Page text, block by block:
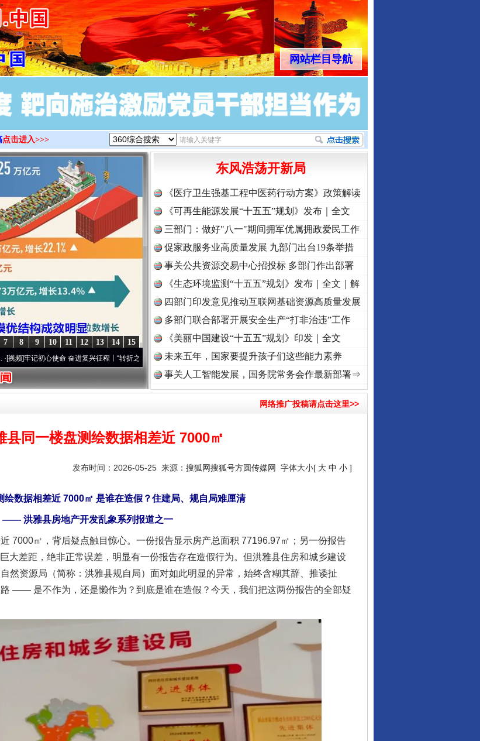
>
网站栏目导航
点击进入>>>
15
14
13
12
11
10
9
8
7
使命 奋进复兴征程丨“转折之城”激荡..·[视频] 牢记初心使命 奋进复兴征程丨红船起航处 潮起..·[视频]一首歌的时间，读懂乐至的“诗与远方”
东风浩荡开新局
《医疗卫生强基工程中医药行动方案》政策解读
《可再生能源发展“十五五”规划》发布｜全文
三部门：做好"八一"期间拥军优属拥政爱民工作
促家政服务业高质量发展 九部门出台19条举措
事关公共资源交易中心招投标 多部门作出部署
《生态环境监测“十五五”规划》发布｜全文｜解
读
四部门印发意见推动互联网基础资源高质量发展
多部门联合部署开展安全生产“打非治违”工作
《美丽中国建设“十五五”规划》印发｜全文
未来五年，国家要提升孩子们这些能力素养
事关人工智能发展，国务院常务会作最新部署⇒
网络推广投稿请点击这里>>
县同一楼盘测绘数据相差近 7000㎡
发布时间：2026-05-25 来源： 搜狐网搜狐号方圆传媒网 字体大小[ 大 中 小 ]
绘数据相差近 7000㎡ 是谁在造假？住建局、规自局难厘清
—— 洪雅县房地产开发乱象系列报道之一
㎡，背后疑点触目惊心。一份报告显示房产总面积 77196.97㎡；另一份报告
大差距，绝非正常误差，明显有一份报告存在造假行为。但洪雅县住房和城乡建设
然资源局（简称：洪雅县规自局）面对如此明显的异常，始终含糊其辞、推诿扯
—— 是不作为，还是懒作为？到底是谁在造假？今天，我们把这两份报告的全部疑